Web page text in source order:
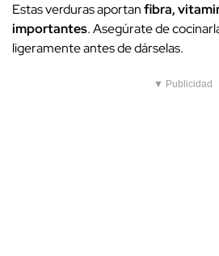
Estas verduras aportanfibra,
importantes. Asegúrate de
ligeramente antes de dárselas.
▼ Publicidad